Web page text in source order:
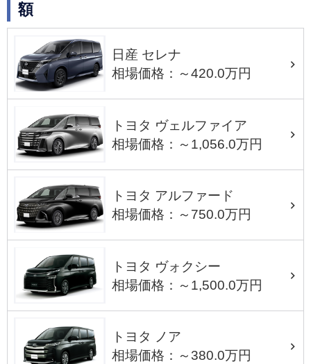
額
日産 セレナ
相場価格：～420.0万円
トヨタ ヴェルファイア
相場価格：～1,056.0万円
トヨタ アルファード
相場価格：～750.0万円
トヨタ ヴォクシー
相場価格：～1,500.0万円
トヨタ ノア
相場価格：～380.0万円